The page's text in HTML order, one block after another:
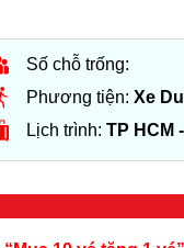
Số chỗ trống:
Phương tiện: Xe
Lịch trình: TP HCM